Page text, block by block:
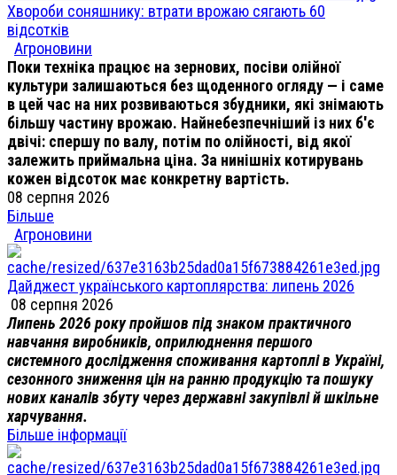
Хвороби соняшнику: втрати врожаю сягають 60
відсотків
Агроновини
Поки техніка працює на зернових, посіви олійної
культури залишаються без щоденного огляду — і саме
в цей час на них розвиваються збудники, які знімають
більшу частину врожаю. Найнебезпечніший із них б'є
двічі: спершу по валу, потім по олійності, від якої
залежить приймальна ціна. За нинішніх котирувань
кожен відсоток має конкретну вартість.
08 серпня 2026
Більше
Агроновини
Дайджест українського картоплярства: липень 2026
08 серпня 2026
Липень 2026 року пройшов під знаком практичного
навчання виробників, оприлюднення першого
системного дослідження споживання картоплі в Україні,
сезонного зниження цін на ранню продукцію та пошуку
нових каналів збуту через державні закупівлі й шкільне
харчування.
Більше інформації